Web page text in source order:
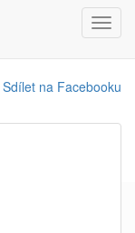
Sdílet na Facebooku